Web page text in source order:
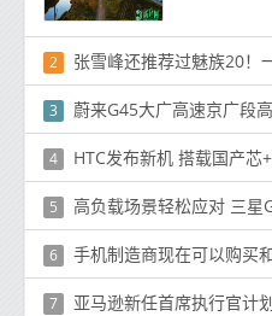
2 张雪峰还推荐过魅族20！
3 蔚来G45大广高速京广段
4 HTC发布新机 搭载国产
5 高负载场景轻松应对 三星
6 手机制造商现在可以购买
7 亚马逊新任首席执行官计